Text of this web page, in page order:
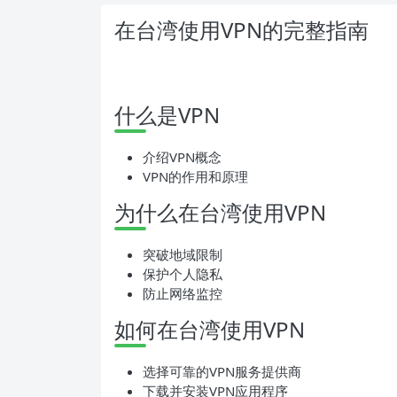
在台湾使用VPN的完整指南
什么是VPN
介绍VPN概念
VPN的作用和原理
为什么在台湾使用VPN
突破地域限制
保护个人隐私
防止网络监控
如何在台湾使用VPN
选择可靠的VPN服务提供商
下载并安装VPN应用程序